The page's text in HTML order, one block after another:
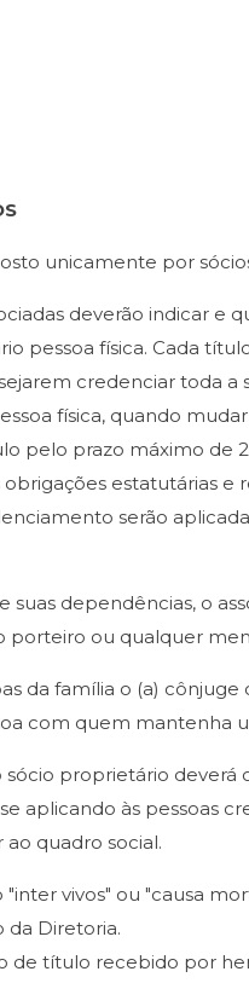
unicamente por
deverão indicar
pessoa física. Cada
credenciar toda
física, quando
pelo prazo máximo de
estatutárias e
serão
suas dependências, o
porteiro ou qualquer
da família o (a)
com quem mantenha
sócio proprietário
aplicando às pessoas
quadro social.
"inter vivos" ou "causa
da Diretoria.
de título recebido por